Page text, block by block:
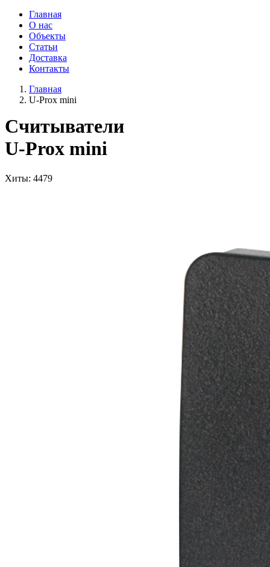
Главная
О нас
Объекты
Статьи
Доставка
Контакты
Главная
U-Prox mini
Считыватели
U-Prox mini
Хиты: 4479